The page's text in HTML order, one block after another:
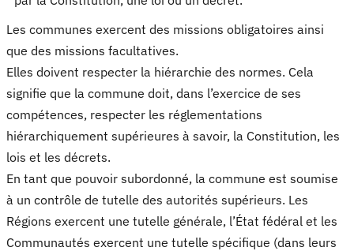
Les communes exercent des missions obligatoires ainsi
que des missions facultatives.
Elles doivent respecter la hiérarchie des normes. Cela
signifie que la commune doit, dans l’exercice de ses
compétences, respecter les réglementations
hiérarchiquement supérieures à savoir, la Constitution, les
lois et les décrets.
En tant que pouvoir subordonné, la commune est soumise
à un contrôle de tutelle des autorités supérieurs. Les
Régions exercent une tutelle générale, l’État fédéral et les
Communautés exercent une tutelle spécifique (dans leurs